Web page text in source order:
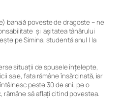
banală poveste de dragoste – ne
și lașitatea tânărului
pe Simina, studentă anul I la
situații de spusele înțelepte,
sale, fata rămâne însărcinată, iar
peste 30 de ani, pe o
rămâne să aflați citind povestea.